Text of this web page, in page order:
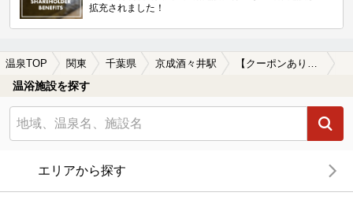
拡充されました！
温泉TOP 関東 千葉県 京成酒々井駅 【クーポンあり】京成酒々井駅近くの温泉宿・温泉旅館・ホテルおすすめ(2026年版)
温浴施設を探す
エリアから探す